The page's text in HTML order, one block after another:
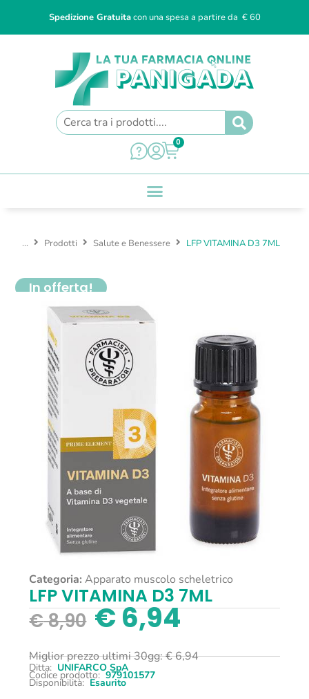
Spedizione Gratuitacon una spesa a partire da € 60
0
... Prodotti Salute e Benessere LFP VITAMINA D3 7ML
In offerta!
Categoria:Apparato muscolo scheletrico
LFP VITAMINA D3 7ML
€8,90 €6,94
Miglior prezzo ultimi 30gg:€6,94
Ditta: UNIFARCO SpA
Codice prodotto: 979101577
Disponibilità: Esaurito